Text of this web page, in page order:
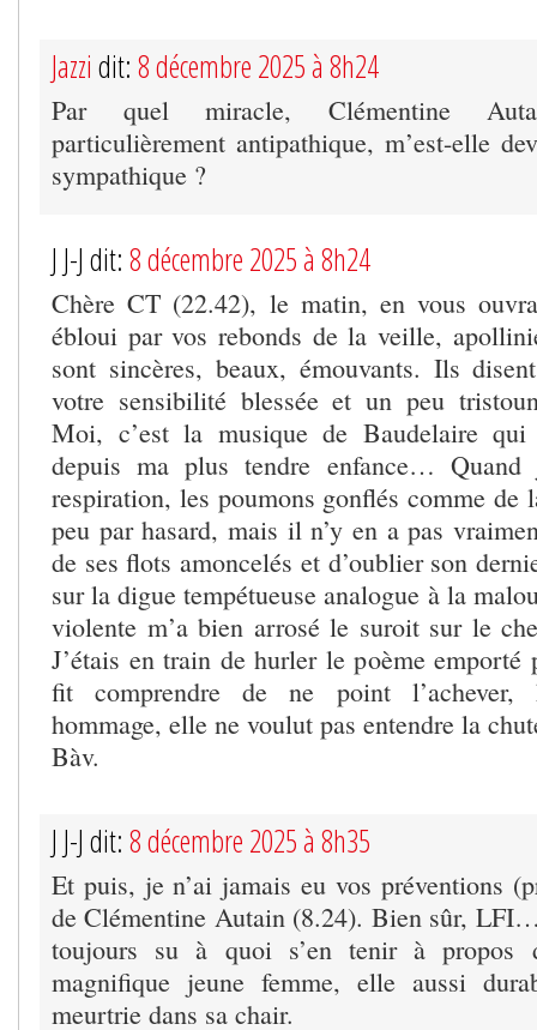
Jazzi dit: 8 décembre 2025 à 8h24
Par quel miracle, Clémentine
particulièrement antipathique, m’est-elle
sympathique ?
J J-J dit: 8 décembre 2025 à 8h24
Chère CT (22.42), le matin, en vous
ébloui par vos rebonds de la veille,
sont sincères, beaux, émouvants. Ils
votre sensibilité blessée et un peu
Moi, c’est la musique de Baudelaire qui
depuis ma plus tendre enfance… Quand
respiration, les poumons gonflés comme de
peu par hasard, mais il n’y en a pas
de ses flots amoncelés et d’oublier son
sur la digue tempétueuse analogue à la
violente m’a bien arrosé le suroit sur le
J’étais en train de hurler le poème
fit comprendre de ne point l’achever,
hommage, elle ne voulut pas entendre la
Bàv.
J J-J dit: 8 décembre 2025 à 8h35
Et puis, je n’ai jamais eu vos préventions
de Clémentine Autain (8.24). Bien sûr,
toujours su à quoi s’en tenir à propos
magnifique jeune femme, elle aussi
meurtrie dans sa chair.